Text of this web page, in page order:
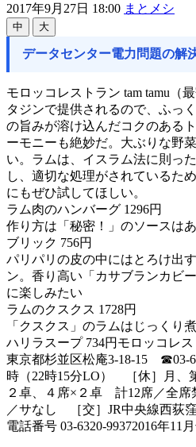
2017年9月27日 18:00 まとメシ
中 大
データセンター電力問題の解
モロッコレストラン tam tamu（
タジンで提供されるので、ふっ
の旨みが溶け込んだコクのある
ーモニーも絶妙だ。大ぶりな野
い。ラムは、イスラム法に則っ
し、適切な処理がされているた
にもぜひ試してほしい。
ラム肉のハンバーグ 1296円
作り方は「秘密！」のソースは
ブリック 756円
パリパリの皮の中にはとろけ出
ン。香り高い「カサブランカビ
に楽しみたい
ラムのクスクス 1728円
「クスクス」のラムはじっくり
ハリラスープ 734円モロッコレス
東京都杉並区松庵3-18-15 ☎03-
時（22時15分LO） ［休］月
２卓、４席×２卓 計12席／全席
／サなし ［交］JR中央線西荻
電話番号 03-6320-99372016年11